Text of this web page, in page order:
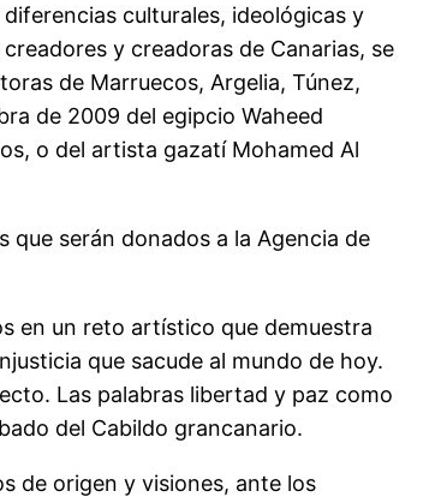
culturales, ideológicas y
y creadoras de Canarias, se
de Marruecos, Argelia, Túnez,
de 2009 del egipcio Waheed
o del artista gazatí Mohamed Al
serán donados a la Agencia de
en un reto artístico que demuestra
que sacude al mundo de hoy.
Las palabras libertad y paz como
del Cabildo grancanario.
de origen y visiones, ante los